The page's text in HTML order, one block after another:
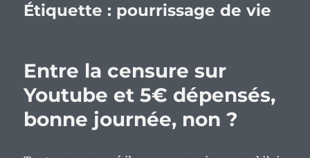
Étiquette : pourrissage de vie
Entre la censure sur
Youtube et 5€ dépensés,
bonne journée, non ?